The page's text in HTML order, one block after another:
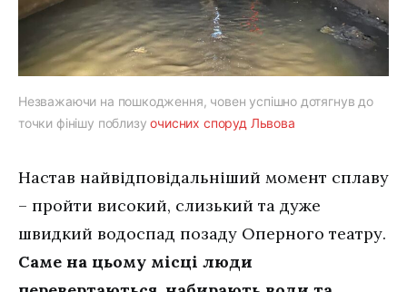
Незважаючи на пошкодження, човен успішно дотягнув до
точки фінішу поблизуочисних споруд Львова
Настав найвідповідальніший момент сплаву
– пройти високий, слизький та дуже
швидкий водоспад позаду Оперного театру.
Саме на цьому місці люди